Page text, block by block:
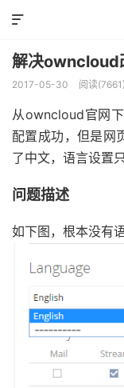

解决owncloud
2017-05-30 阅读(7661)
从owncloud官网
配置成功，但是网
了中文，语言设置
问题描述
如下图，根本没有